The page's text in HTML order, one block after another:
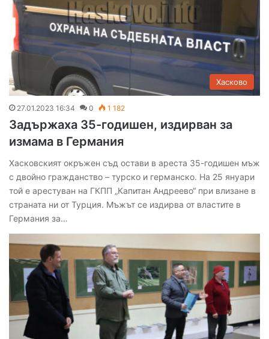
Хасково
27.01.2023 16:34 0 1 182
Задържаха 35-годишен, издирван за
измама в Германия
Хасковският окръжен съд остави в ареста 35-годишен мъж
с двойно гражданство – турско и германско. На 25 януари
той е арестуван на ГКПП „Капитан Андреево“ при влизане в
страната ни от Турция. Мъжът се издирва от властите в
Германия за…